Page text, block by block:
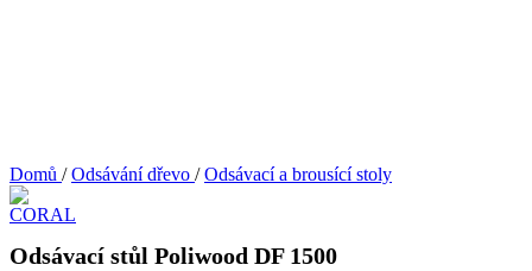
Domů / Odsávání dřevo / Odsávací a brousící stoly
Odsávací stůl Poliwood DF 1500